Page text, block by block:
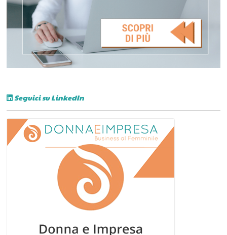
Seguici su LinkedIn